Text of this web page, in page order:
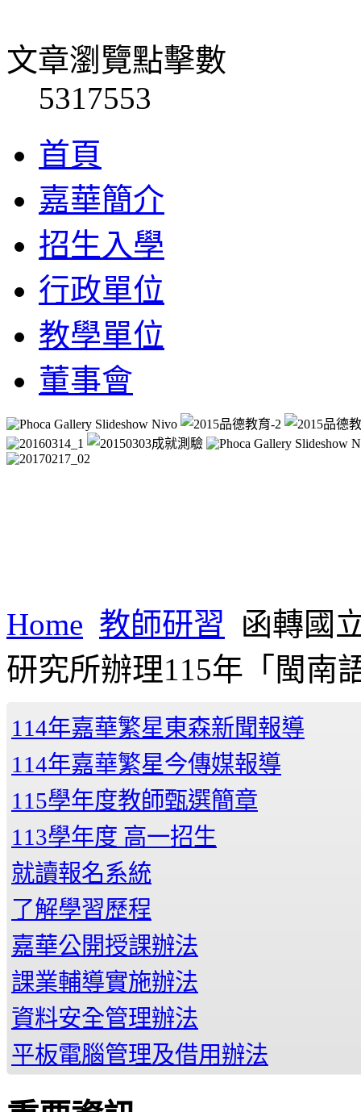
文章瀏覽點擊數
5317553
首頁
嘉華簡介
招生入學
行政單位
教學單位
董事會
Home 教師研習
函轉國
研究所辦理115年「閩南
114年嘉華繁星東森新聞報導
114年嘉華繁星今傳媒報導
115學年度教師甄選簡章
113學年度 高一招生
就讀報名系統
了解學習歷程
嘉華公開授課辦法
課業輔導實施辦法
資料安全管理辦法
平板電腦管理及借用辦法